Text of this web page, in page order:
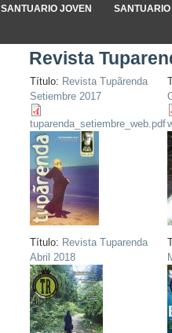
SANTUARIO JOVEN
Revista
Título: Revista Tupãrenda
Setiembre 2017
tuparenda_setiembre_web.pdf
Título: Revista Tuparenda
Abril 2018